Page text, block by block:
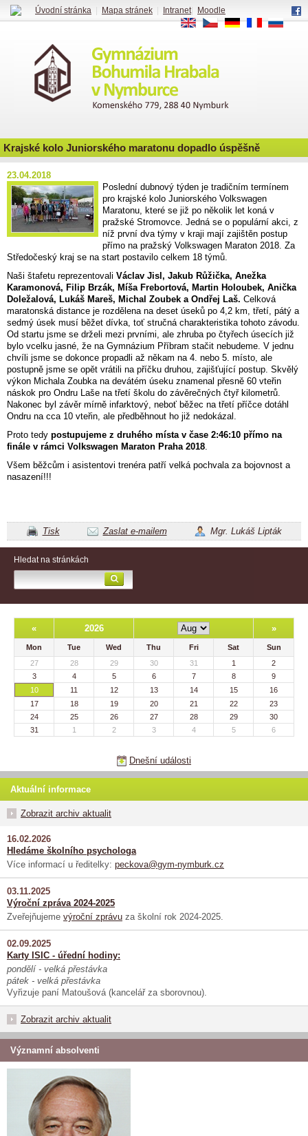
Krajské kolo Juniorského maratonu dopadlo úspěšně
23.04.2018
Poslední dubnový týden je tradičním termínem
pro krajské kolo Juniorského Volkswagen
Maratonu, které se již po několik let koná v
pražské Stromovce. Jedná se o populární akci, z
níž první dva týmy v kraji mají zajištěn postup
přímo na pražský Volkswagen Maraton 2018. Za
Středočeský kraj se na start postavilo celkem 18 týmů.
Naši štafetu reprezentovali Václav Jisl, Jakub Růžička, Anežka
Karamonová, Filip Brzák, Míša Frebortová, Martin Holoubek, Anička
Doležalová, Lukáš Mareš, Michal Zoubek a Ondřej Laš. Celková
maratonská distance je rozdělena na deset úseků po 4,2 km, třetí, pátý a
sedmý úsek musí běžet dívka, toť stručná charakteristika tohoto závodu.
Od startu jsme se drželi mezi prvními, ale zhruba po čtyřech úsecích již
bylo vcelku jasné, že na Gymnázium Příbram stačit nebudeme. V jednu
chvíli jsme se dokonce propadli až někam na 4. nebo 5. místo, ale
postupně jsme se opět vrátili na příčku druhou, zajišťující postup. Skvělý
výkon Michala Zoubka na devátém úseku znamenal přesně 60 vteřin
náskok pro Ondru Laše na třetí školu do závěrečných čtyř kilometrů.
Nakonec byl závěr mírně infarktový, neboť běžec na třetí příčce dotáhl
Ondru na cca 10 vteřin, ale předběhnout ho již nedokázal.
Proto tedy postupujeme z druhého místa v čase 2:46:10 přímo na
finále v rámci Volkswagen Maraton Praha 2018.
Všem běžcům i asistentovi trenéra patří velká pochvala za bojovnost a
nasazení!!!
Tisk Zaslat e-mailem Mgr. Lukáš Lipták
Hledat na stránkách
« 2026 »
Mon Tue Wed Thu Fri Sat
Sun
27
28 29 30 31 1
2
3
4 5 6 7 8
9
10
11 12 13 14 15
16
17
18 19 20 21 22
23
24
25 26 27 28 29
30
31
1 2 3 4 5 6
Dnešní události
Aktuální informace
Zobrazit archiv aktualit
16.02.2026
Hledáme školního psychologa
Více informací u ředitelky: peckova@gym-nymburk.cz
03.11.2025
Výroční zpráva 2024-2025
Zveřejňujeme výroční zprávu za školní rok 2024-2025.
02.09.2025
Karty ISIC - úřední hodiny:
pondělí - velká přestávka
pátek - velká přestávka
Vyřizuje paní Matoušová (kancelář za sborovnou).
Zobrazit archiv aktualit
Významní absolventi
Úvodní stránka Mapa stránek Intranet|
Moodle
EN
CS DE FR RU